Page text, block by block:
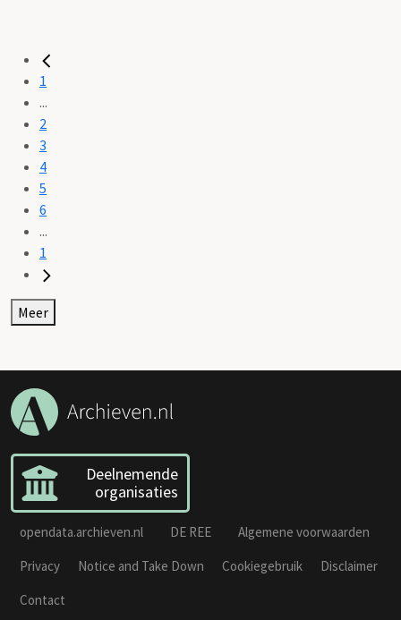
1
...
2
3
4
5
6
...
1
Meer
Deelnemende
organisaties
opendata.archieven.nl DE REE
Algemene voorwaarden
Privacy
Notice and Take Down Cookiegebruik
Disclaimer
Contact